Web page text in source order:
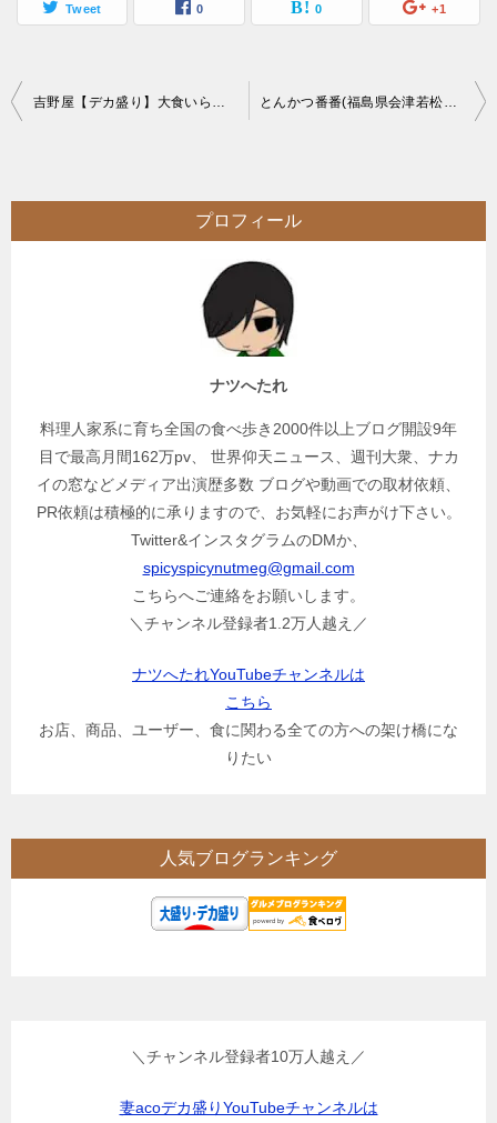
Tweet 0 0 +1
投
ビ
ゲ
吉野屋【デカ盛り】大食いらすかる冷しころきしめんの大盛２杯10キロ超大食い とんかつ番番(福島県会津若松市)【デカ盛り】会津若松で最もメガ盛り名物大判かつ丼
プロフィール
ナツへたれ
料理人家系に育ち全国の食べ歩き2000件以上ブログ開設9年
目で最高月間162万pv、 世界仰天ニュース、週刊大衆、ナカ
イの窓などメディア出演歴多数 ブログや動画での取材依頼、
PR依頼は積極的に承りますので、お気軽にお声がけ下さい。
Twitter&インスタグラムのDMか、
spicyspicynutmeg@gmail.com
こちらへご連絡をお願いします。
＼チャンネル登録者1.2万人越え／
ナツへたれYouTubeチャンネルは
こちら
お店、商品、ユーザー、食に関わる全ての方への架け橋にな
りたい
人気ブログランキング
＼チャンネル登録者10万人越え／
妻acoデカ盛りYouTubeチャンネルは